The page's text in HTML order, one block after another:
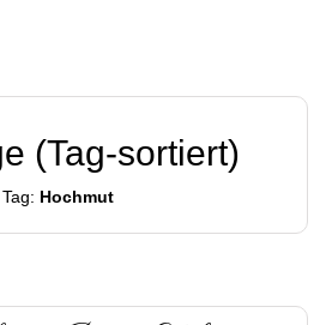
(Tag-sortiert)
Tag: Hochmut